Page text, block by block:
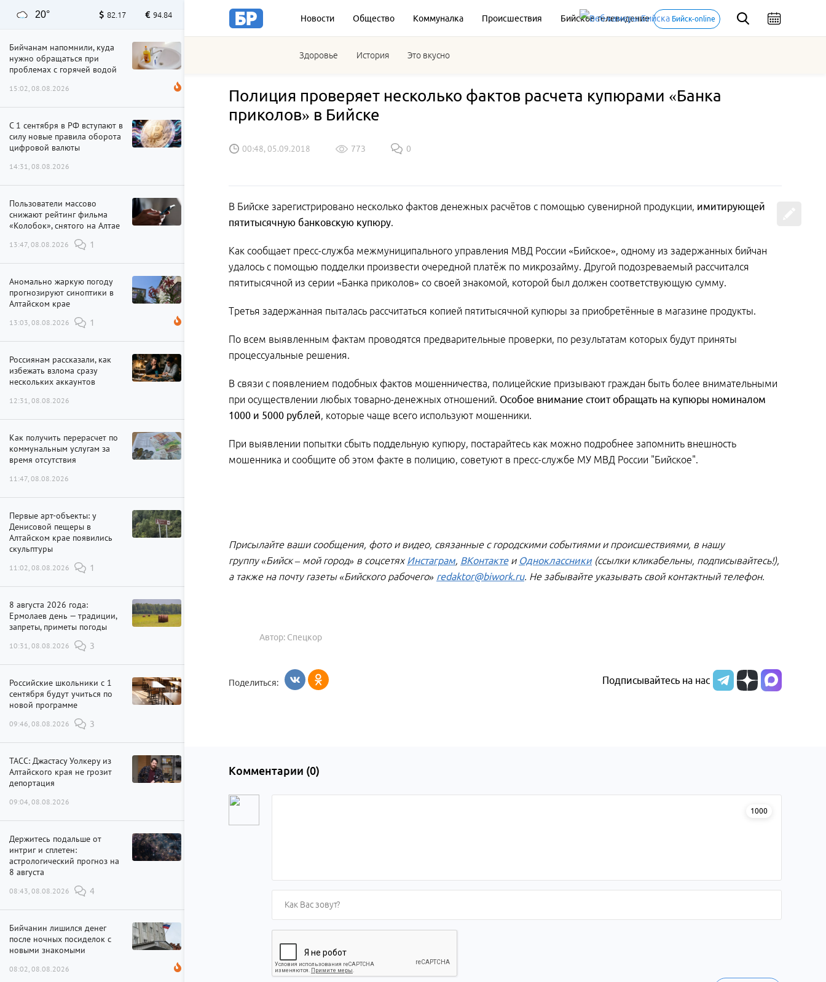
Новости Общество Коммуналка Происшествия Бийское телевидение Бийск-online
Здоровье История Это вкусно
20° 82.17 94.84
Бийчанам напомнили, куда
нужно обращаться при
проблемах с горячей водой
15:02, 08.08.2026
С 1 сентября в РФ вступают в
силу новые правила оборота
цифровой валюты
14:31, 08.08.2026
Пользователи массово
снижают рейтинг фильма
«Колобок», снятого на Алтае
13:47, 08.08.2026 1
Аномально жаркую погоду
прогнозируют синоптики в
Алтайском крае
13:03, 08.08.2026 1
Россиянам рассказали, как
избежать взлома сразу
нескольких аккаунтов
12:31, 08.08.2026
Как получить перерасчет по
коммунальным услугам за
время отсутствия
11:47, 08.08.2026
Первые арт-объекты: у
Денисовой пещеры в
Алтайском крае появились
скульптуры
11:02, 08.08.2026 1
8 августа 2026 года:
Ермолаев день — традиции,
запреты, приметы погоды
10:31, 08.08.2026 3
Российские школьники с 1
сентября будут учиться по
новой программе
09:46, 08.08.2026 3
ТАСС: Джастасу Уолкеру из
Алтайского края не грозит
депортация
09:04, 08.08.2026
Держитесь подальше от
интриг и сплетен:
астрологический прогноз на
8 августа
08:43, 08.08.2026 4
Бийчанин лишился денег
после ночных посиделок с
новыми знакомыми
08:02, 08.08.2026
Полиция проверяет несколько фактов расчета купюрами «Банка
приколов» в Бийске
00:48, 05.09.2018 773 0
В Бийске зарегистрировано несколько фактов денежных расчётов с помощью сувенирной продукции, имитирующей
пятитысячную банковскую купюру.
Как сообщает пресс-служба межмуниципального управления МВД России «Бийское», одному из задержанных бийчан
удалось с помощью подделки произвести очередной платёж по микрозайму. Другой подозреваемый рассчитался
пятитысячной из серии «Банка приколов» со своей знакомой, которой был должен соответствующую сумму.
Третья задержанная пыталась рассчитаться копией пятитысячной купюры за приобретённые в магазине продукты.
По всем выявленным фактам проводятся предварительные проверки, по результатам которых будут приняты
процессуальные решения.
В связи с появлением подобных фактов мошенничества, полицейские призывают граждан быть более внимательными
при осуществлении любых товарно-денежных отношений. Особое внимание стоит обращать на купюры номиналом
1000 и 5000 рублей, которые чаще всего используют мошенники.
При выявлении попытки сбыть поддельную купюру, постарайтесь как можно подробнее запомнить внешность
мошенника и сообщите об этом факте в полицию, советуют в пресс-службе МУ МВД России "Бийское".
Присылайте ваши сообщения, фото и видео, связанные с городскими событиями и происшествиями, в нашу
группу «Бийск – мой город» в соцсетях Инстаграм, ВКонтактеи Одноклассники(ссылки кликабельны, подписывайтесь!),
а также на почту газеты «Бийского рабочего» redaktor@biwork.ru. Не забывайте указывать свой контактный телефон.
Автор: Спецкор
Поделиться: Подписывайтесь на нас
Комментарии (0)
1000